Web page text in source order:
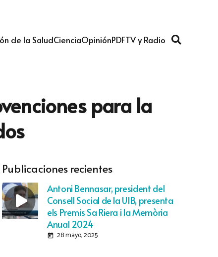
de la SaludCienciaOpiniónPDFTV y Radio
para la
Publicaciones recientes
Antoni Bennasar, president del
Consell Social de la UIB, presenta
els Premis Sa Riera i la Memòria
Anual 2024
today 28 mayo, 2025